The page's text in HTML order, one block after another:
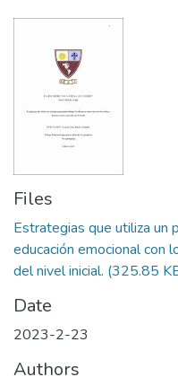
Files
Estrategias que utiliza un
educación emocional con
del nivel inicial. (325.85
Date
2023-2-23
Authors